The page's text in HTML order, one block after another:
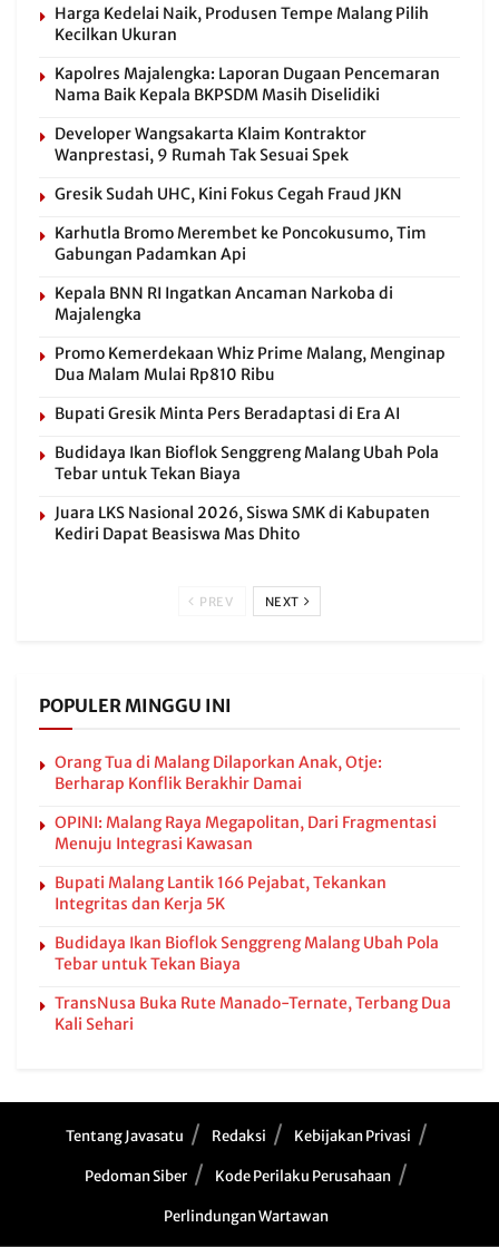
Harga Kedelai Naik, Produsen Tempe Malang Pilih
Kecilkan Ukuran
Kapolres Majalengka: Laporan Dugaan Pencemaran
Nama Baik Kepala BKPSDM Masih Diselidiki
Developer Wangsakarta Klaim Kontraktor
Wanprestasi, 9 Rumah Tak Sesuai Spek
Gresik Sudah UHC, Kini Fokus Cegah Fraud JKN
Karhutla Bromo Merembet ke Poncokusumo, Tim
Gabungan Padamkan Api
Kepala BNN RI Ingatkan Ancaman Narkoba di
Majalengka
Promo Kemerdekaan Whiz Prime Malang, Menginap
Dua Malam Mulai Rp810 Ribu
Bupati Gresik Minta Pers Beradaptasi di Era AI
Budidaya Ikan Bioflok Senggreng Malang Ubah Pola
Tebar untuk Tekan Biaya
Juara LKS Nasional 2026, Siswa SMK di Kabupaten
Kediri Dapat Beasiswa Mas Dhito
PREV NEXT
POPULER MINGGU INI
Orang Tua di Malang Dilaporkan Anak, Otje:
Berharap Konflik Berakhir Damai
OPINI: Malang Raya Megapolitan, Dari Fragmentasi
Menuju Integrasi Kawasan
Bupati Malang Lantik 166 Pejabat, Tekankan
Integritas dan Kerja 5K
Budidaya Ikan Bioflok Senggreng Malang Ubah Pola
Tebar untuk Tekan Biaya
TransNusa Buka Rute Manado-Ternate, Terbang Dua
Kali Sehari
Tentang Javasatu Redaksi Kebijakan Privasi
Pedoman Siber Kode Perilaku Perusahaan
Perlindungan Wartawan